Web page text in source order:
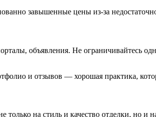
завышенные цены из-за
объявления. Не ограничивайтесь
и отзывов — хорошая практика,
на стиль и качество отделки, но и